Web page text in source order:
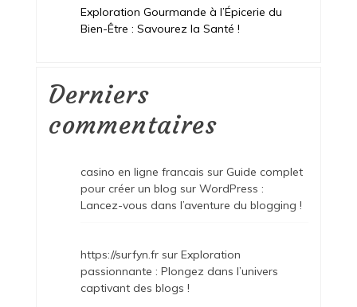
Exploration Gourmande à l’Épicerie du
Bien-Être : Savourez la Santé !
Derniers
commentaires
casino en ligne francais sur Guide complet
pour créer un blog sur WordPress :
Lancez-vous dans l’aventure du blogging !
https://surfyn.frsur Exploration
passionnante : Plongez dans l’univers
captivant des blogs !